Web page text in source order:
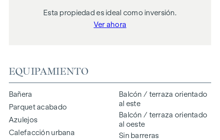
Esta propiedad es ideal como inversión.
Ver ahora
EQUIPAMIENTO
Bañera
Parquet acabado
Azulejos
Calefacción urbana
Balcón / terraza orientado
al este
Balcón / terraza orientado
al oeste
Sin barreras